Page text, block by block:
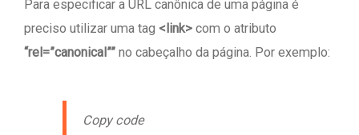
Para especificar a URL canônica de uma página é
preciso utilizar uma tag <link> com o atributo
“rel=”canonical”” no cabeçalho da página. Por exemplo:
Copy code